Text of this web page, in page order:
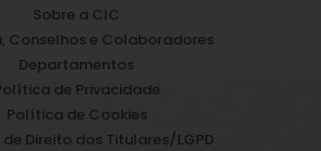
Sobre a CIC
Conselhos e Colaboradores
Departamentos
de Privacidade
Política de Cookies
Direito dos Titulares/LGPD